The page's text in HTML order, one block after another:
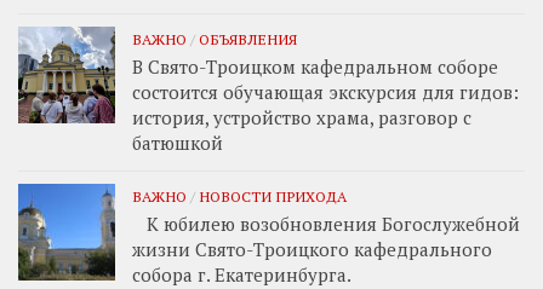
ВАЖНО / ОБЪЯВЛЕНИЯ
В Свято-Троицком кафедральном соборе
состоится обучающая экскурсия для гидов:
история, устройство храма, разговор с
батюшкой
ВАЖНО / НОВОСТИ ПРИХОДА
К юбилею возобновления Богослужебной
жизни Свято-Троицкого кафедрального
собора г. Екатеринбурга.